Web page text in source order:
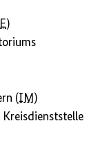
)
(IM )